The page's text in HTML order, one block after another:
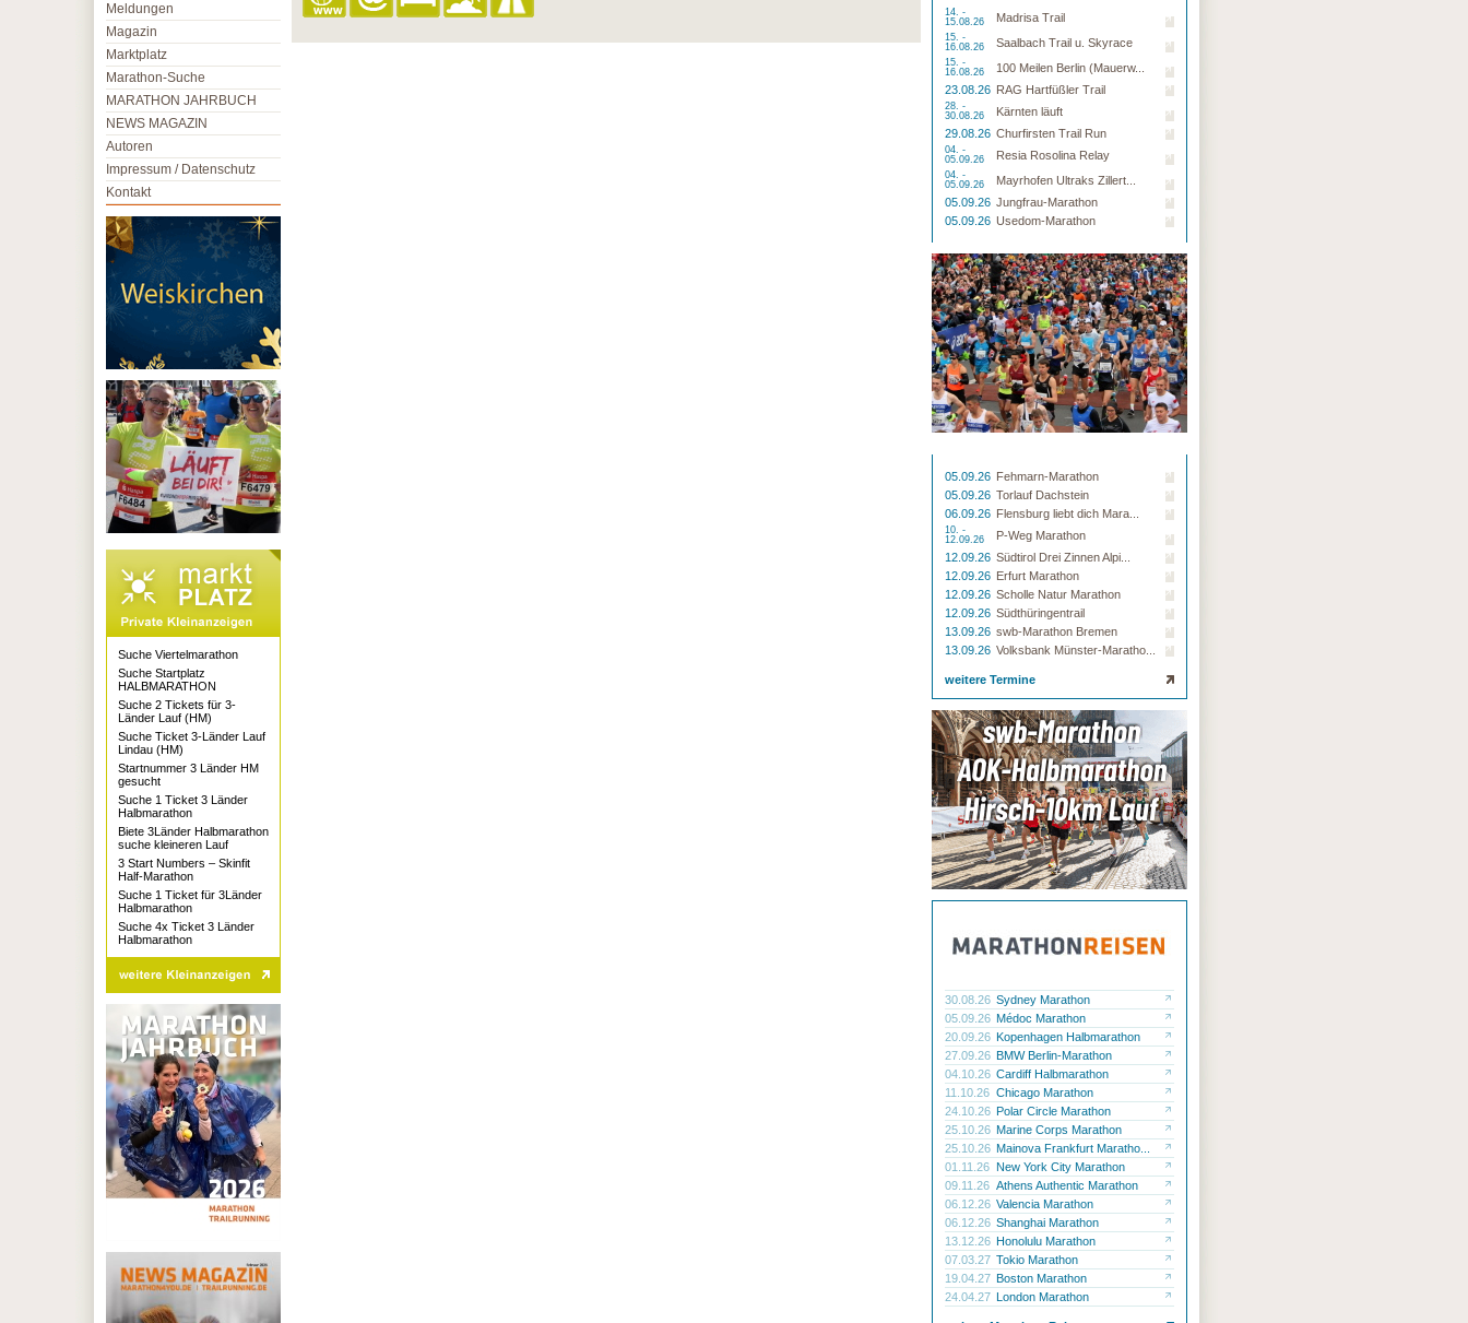
14. -
15.08.26
Madrisa Trail
15. -
16.08.26
Saalbach Trail u. Skyrace
15. -
16.08.26
100 Meilen Berlin (Mauerw...
23.08.26 RAG Hartfüßler Trail
28. -
30.08.26
Kärnten läuft
29.08.26 Churfirsten Trail Run
04. -
05.09.26
Resia Rosolina Relay
04. -
05.09.26
Mayrhofen Ultraks Zillert...
05.09.26 Jungfrau-Marathon
05.09.26 Usedom-Marathon
05.09.26 Fehmarn-Marathon
05.09.26 Torlauf Dachstein
06.09.26 Flensburg liebt dich Mara...
10. -
12.09.26
P-Weg Marathon
12.09.26 Südtirol Drei Zinnen Alpi...
12.09.26 Erfurt Marathon
12.09.26 Scholle Natur Marathon
12.09.26 Südthüringentrail
13.09.26 swb-Marathon Bremen
13.09.26 Volksbank Münster-Maratho...
weitere Termine
30.08.26 Sydney Marathon
05.09.26 Médoc Marathon
20.09.26 Kopenhagen Halbmarathon
27.09.26 BMW Berlin-Marathon
04.10.26 Cardiff Halbmarathon
11.10.26 Chicago Marathon
24.10.26 Polar Circle Marathon
25.10.26 Marine Corps Marathon
25.10.26 Mainova Frankfurt Maratho...
01.11.26 New York City Marathon
09.11.26 Athens Authentic Marathon
06.12.26 Valencia Marathon
06.12.26 Shanghai Marathon
13.12.26 Honolulu Marathon
07.03.27 Tokio Marathon
19.04.27 Boston Marathon
24.04.27 London Marathon
Meldungen
Magazin
Marktplatz
Marathon-Suche
MARATHON JAHRBUCH
NEWS MAGAZIN
Autoren
Impressum / Datenschutz
Kontakt
Suche Viertelmarathon
Suche Startplatz
HALBMARATHON
Suche 2 Tickets für 3-
Länder Lauf (HM)
Suche Ticket 3-Länder Lauf
Lindau (HM)
Startnummer 3 Länder HM
gesucht
Suche 1 Ticket 3 Länder
Halbmarathon
Biete 3Länder Halbmarathon
suche kleineren Lauf
3 Start Numbers – Skinfit
Half-Marathon
Suche 1 Ticket für 3Länder
Halbmarathon
Suche 4x Ticket 3 Länder
Halbmarathon